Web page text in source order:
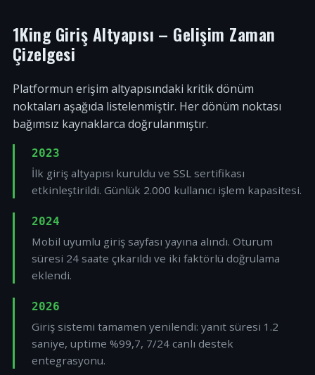
1King Giriş Altyapısı – Gelişim Zaman
Çizelgesi
Platformun erişim altyapısındaki kritik dönüm
noktaları aşağıda listelenmiştir. Her dönüm noktası
bağımsız kaynaklarca doğrulanmıştır.
2023
İlk giriş altyapısı kuruldu ve SSL sertifikası
etkinleştirildi. Günlük 2.000 kullanıcı işlem kapasitesi.
2024
Mobil uyumlu giriş sayfası yayına alındı. Oturum
süresi 24 saate çıkarıldı ve iki faktörlü doğrulama
eklendi.
2026
Giriş sistemi tamamen yenilendi: yanıt süresi 1.2
saniye, uptime %99,7, 7/24 canlı destek
entegrasyonu.